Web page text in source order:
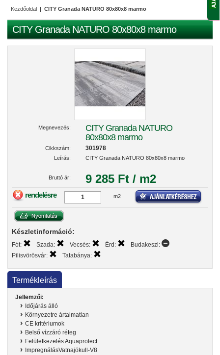
Kezdőoldal | CITY Granada NATURO 80x80x8 marmo
CITY Granada NATURO 80x80x8 marmo
Megnevezés:
CITY Granada NATURO
80x80x8 marmo
Cikkszám: 301978
Leírás: CITY Granada NATURO 80x80x8 marmo
Bruttó ár: 9 285 Ft / m2
rendelésre m2
Készletinformáció:
Fót: Szada: Vecsés: Érd:
Budakeszi:
Pilisvörösvár:
Tatabánya:
Termékleírás
Jellemzői:
Időjárás álló
Környezetre ártalmatlan
CE kritériumok
Belső vízzáró réteg
Felületkezelés Aquaprotect
ImpregnálásVatnajökull-V8